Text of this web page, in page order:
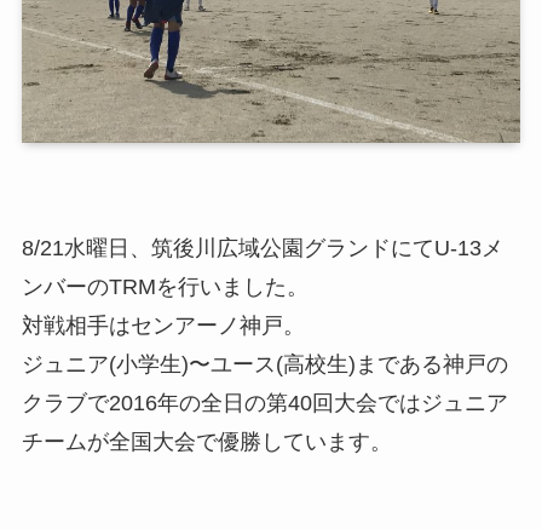
8/21水曜日、筑後川広域公園グランドにてU-13メ
ンバーのTRMを行いました。
対戦相手はセンアーノ神戸。
ジュニア(小学生)〜ユース(高校生)まである神戸の
クラブで2016年の全日の第40回大会ではジュニア
チームが全国大会で優勝しています。